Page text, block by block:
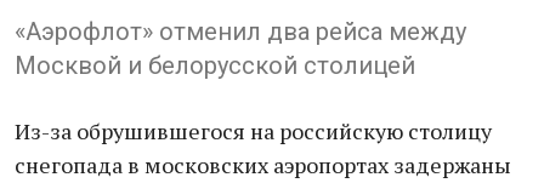
«Аэрофлот» отменил два рейса между
Москвой и белорусской столицей
Из-за обрушившегося на российскую столицу
снегопада в московских аэропортах задержаны